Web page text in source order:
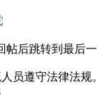
帖后跳转到最后
员遵守法律法规